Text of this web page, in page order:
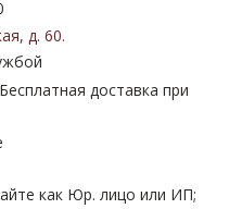
, д. 60.
доставка при
как Юр. лицо или ИП;